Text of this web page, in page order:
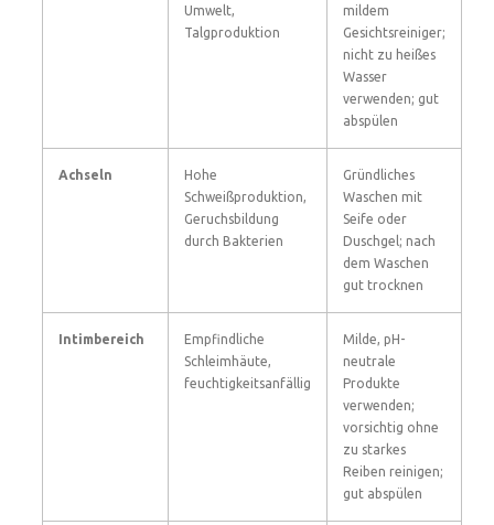
Umwelt,
Talgproduktion
mildem
Gesichtsreiniger;
nicht zu heißes
Wasser
verwenden; gut
abspülen
Achseln
Hohe
Schweißproduktion,
Geruchsbildung
durch Bakterien
Gründliches
Waschen mit
Seife oder
Duschgel; nach
dem Waschen
gut trocknen
Intimbereich
Empfindliche
Schleimhäute,
feuchtigkeitsanfällig
Milde, pH-
neutrale
Produkte
verwenden;
vorsichtig ohne
zu starkes
Reiben reinigen;
gut abspülen